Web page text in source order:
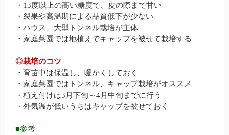
・13度以上の高い糖度で、皮の際まで甘い
・裂果や高温期による品質低下が少ない
・ハウス、大型トンネル栽培が主体
・家庭菜園では地植えでキャップを被せて栽培する
◎栽培のコツ
・育苗中は保温し、暖かくしておく
・家庭菜園ではトンネル、キャップ栽培がオススメ
・植え付けは3月下旬～4月中旬までに行う
・外気温が低いうちはキャップを被せておく
■参考